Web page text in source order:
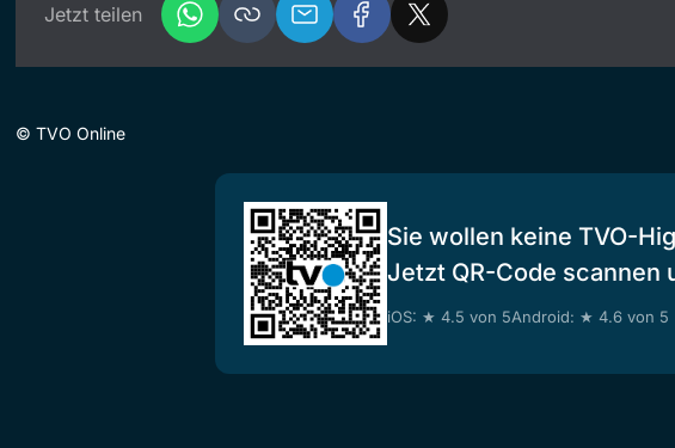
Jetzt teilen
© TVO Online
Sie wollen keine TVO-
Jetzt QR-Code scannen
iOS: ★ 4.5 von 5Android: ★ 4.6 von 5